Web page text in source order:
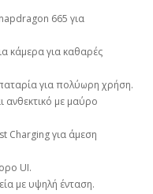
665 για
κάμερα για καθαρές
για πολύωρη χρήση.
ανθεκτικό με μαύρο
Charging για άμεση
UI.
με υψηλή ένταση.